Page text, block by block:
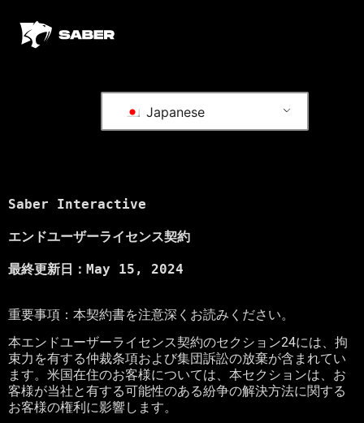
Japanese
Saber Interactive
エンドユーザーライセンス契約
最終更新日： May 15, 2024
重要事項：本契約書を注意深くお読みください。
本エンドユーザーライセンス契約のセクション24には、拘
束力を有する仲裁条項および集団訴訟の放棄が含まれてい
ます。米国在住のお客様については、本セクションは、お
客様が当社と有する可能性のある紛争の解決方法に関する
お客様の権利に影響します。